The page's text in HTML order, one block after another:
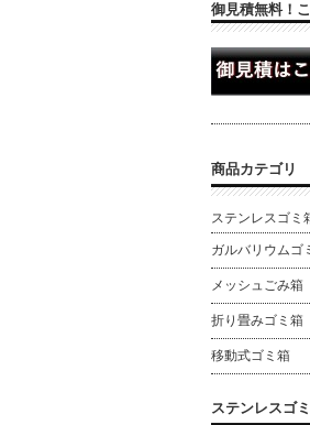
御見積無料！
商品カテゴリ
ステンレスゴミ
ガルバリウムゴ
メッシュごみ箱
折り畳みゴミ箱
移動式ゴミ箱
ステンレスゴ